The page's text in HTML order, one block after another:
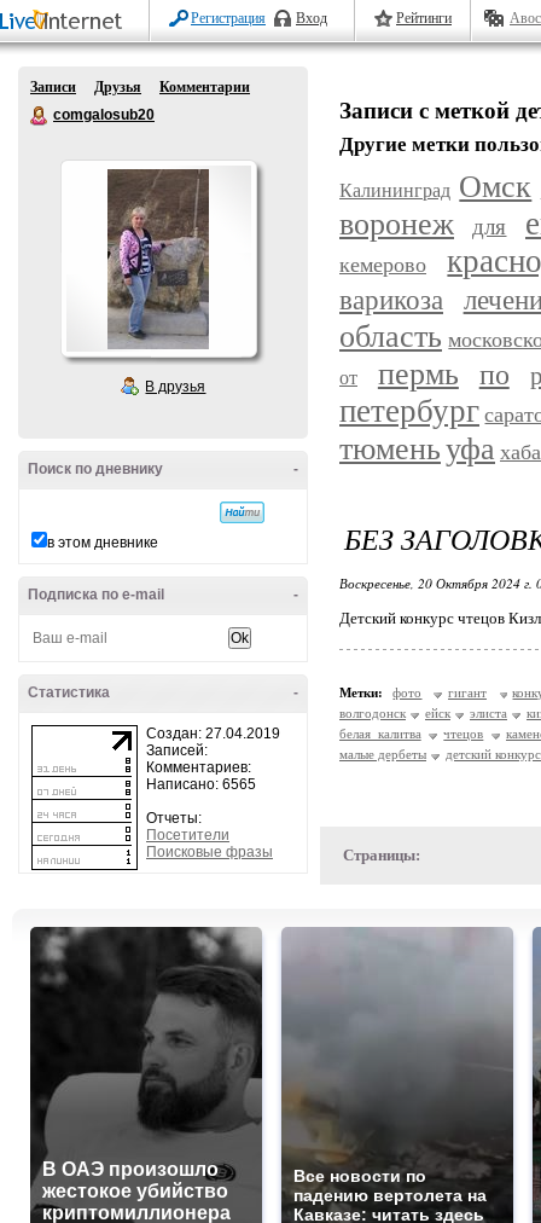
Регистрация Вход Рейтинги
Записи Друзья
Комментарии
comgalosub20
В друзья
-
Поиск по дневнику
в этом дневнике
-
Подписка по e-mail
-
Статистика
Создан: 27.04.2019
Записей:
Комментариев:
Написано: 6565
Отчеты:
Посетители
Поисковые фразы
Записи с меткой
Другие метки
Калининград Омск
воронеж для
кемерово
варикоза
область
от пермь по
петербург
тюменьуфа
БЕЗ
Воскресенье, 20 Октября 2024
Детский конкурс чтецов
Метки: фото гигант
волгодонск
ейск элиста
белая калитва
чтецов
малые дербеты
детский
Страницы:
В ОАЭ произошло
жестокое убийство
криптомиллионера
Все новости по
падению вертолета на
Кавказе: читать здесь